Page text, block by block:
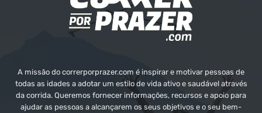
A missão do correrporprazer.com é inspirar e motivar pessoas de
todas as idades a adotar um estilo de vida ativo e saudável através
da corrida. Queremos fornecer informações, recursos e apoio para
ajudar as pessoas a alcançarem os seus objetivos e o seu bem-